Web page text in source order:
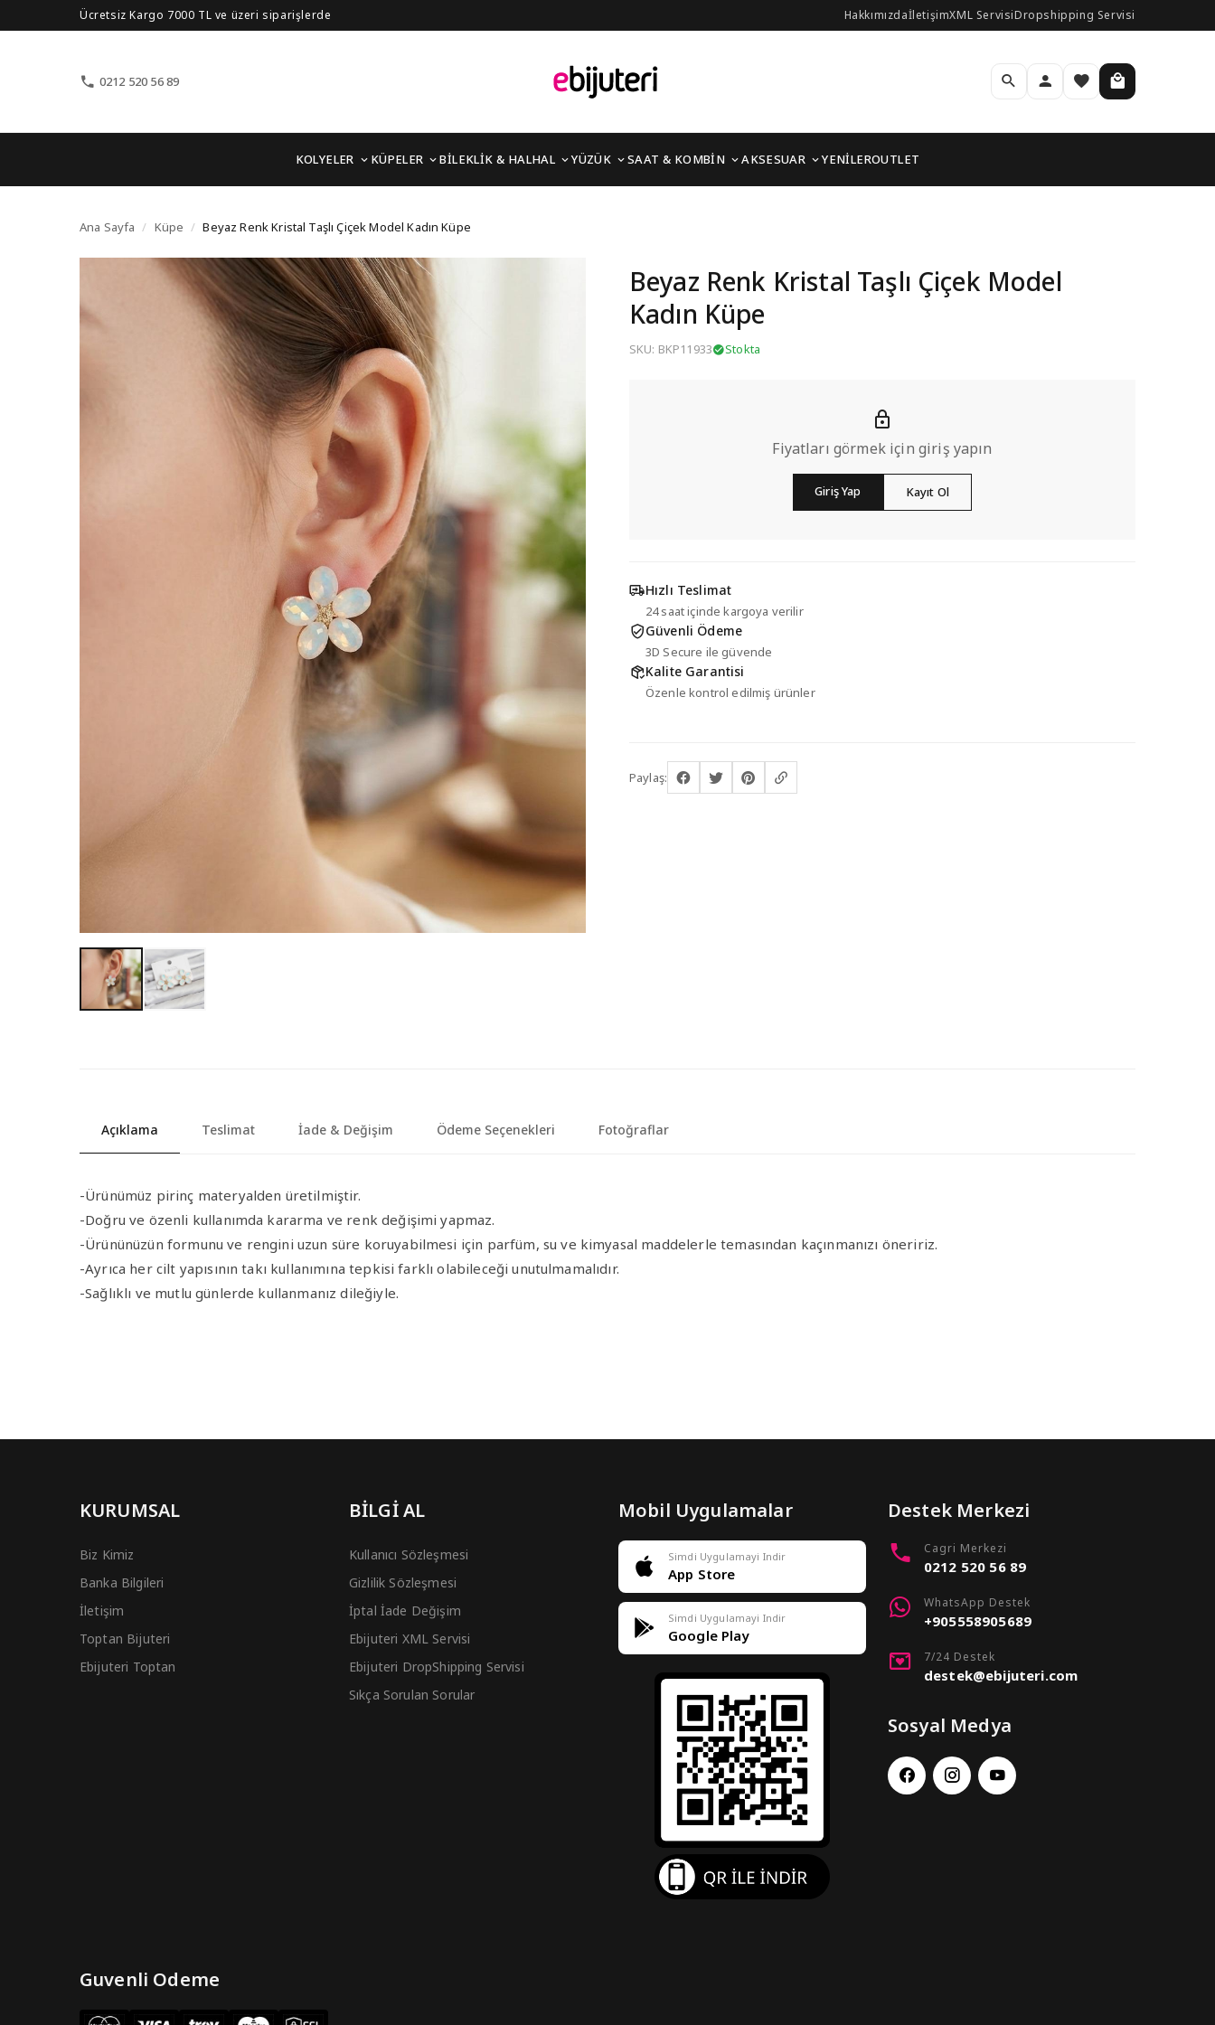
Ücretsiz Kargo 7000 TL ve üzeri siparişlerde HakkımızdaİletişimXML ServisiDropshipping Servisi
0212 520 56 89
KOLYELER KÜPELER BİLEKLİK & HALHAL YÜZÜK SAAT & KOMBİN AKSESUAR YENİLEROUTLET
Beyaz Renk Kristal Taşlı Çiçek Model Kadın Küpe
Ana Sayfa / Küpe / Beyaz Renk Kristal Taşlı Çiçek Model Kadın Küpe
Beyaz Renk Kristal Taşlı Çiçek Model
Kadın Küpe
SKU: BKP11933 Stokta
Fiyatları görmek için giriş yapın
Giriş Yap Kayıt Ol
Hızlı Teslimat
24 saat içinde kargoya verilir
Güvenli Ödeme
3D Secure ile güvende
Kalite Garantisi
Özenle kontrol edilmiş ürünler
Paylaş:
Açıklama Teslimat İade & Değişim Ödeme Seçenekleri Fotoğraflar
-Ürünümüz pirinç materyalden üretilmiştir.
-Doğru ve özenli kullanımda kararma ve renk değişimi yapmaz.
-Ürününüzün formunu ve rengini uzun süre koruyabilmesi için parfüm, su ve kimyasal maddelerle temasından kaçınmanızı öneririz.
-Ayrıca her cilt yapısının takı kullanımına tepkisi farklı olabileceği unutulmamalıdır.
-Sağlıklı ve mutlu günlerde kullanmanız dileğiyle.
KURUMSAL
Biz Kimiz
Banka Bilgileri
İletişim
Toptan Bijuteri
Ebijuteri Toptan
BİLGİ AL
Kullanıcı Sözleşmesi
Gizlilik Sözleşmesi
İptal İade Değişim
Ebijuteri XML Servisi
Ebijuteri DropShipping Servisi
Sıkça Sorulan Sorular
Mobil Uygulamalar
Simdi Uygulamayi Indir
App Store
Simdi Uygulamayi Indir
Google Play
Destek Merkezi
Cagri Merkezi
0212 520 56 89
WhatsApp Destek
+905558905689
7/24 Destek
destek@ebijuteri.com
Sosyal Medya
Guvenli Odeme